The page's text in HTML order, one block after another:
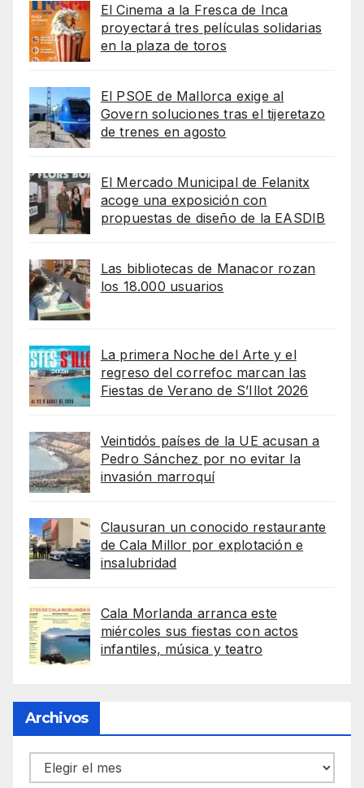
El Cinema a la Fresca de Inca
proyectará tres películas solidarias
en la plaza de toros
El PSOE de Mallorca exige al
Govern soluciones tras el tijeretazo
de trenes en agosto
El Mercado Municipal de Felanitx
acoge una exposición con
propuestas de diseño de la EASDIB
Las bibliotecas de Manacor rozan
los 18.000 usuarios
La primera Noche del Arte y el
regreso del correfoc marcan las
Fiestas de Verano de S’Illot 2026
Veintidós países de la UE acusan a
Pedro Sánchez por no evitar la
invasión marroquí
Clausuran un conocido restaurante
de Cala Millor por explotación e
insalubridad
Cala Morlanda arranca este
miércoles sus fiestas con actos
infantiles, música y teatro
Archivos
Archivos